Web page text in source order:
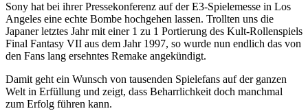
Sony hat bei ihrer Pressekonferenz auf der E3-Spielemesse in Los
Angeles eine echte Bombe hochgehen lassen. Trollten uns die
Japaner letztes Jahr mit einer 1 zu 1 Portierung des Kult-Rollenspiels
Final Fantasy VII aus dem Jahr 1997, so wurde nun endlich das von
den Fans lang ersehntes Remake angekündigt.
Damit geht ein Wunsch von tausenden Spielefans auf der ganzen
Welt in Erfüllung und zeigt, dass Beharrlichkeit doch manchmal
zum Erfolg führen kann.